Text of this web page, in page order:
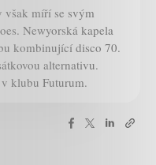
však míří se svým
Newyorská kapela
kombinující disco 70.
alternativu.
klubu Futurum.